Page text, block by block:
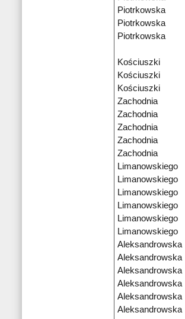
Piotrkowska
Piotrkowska
Piotrkowska
Kościuszki
Kościuszki
Kościuszki
Zachodnia
Zachodnia
Zachodnia
Zachodnia
Zachodnia
Limanowskiego
Limanowskiego
Limanowskiego
Limanowskiego
Limanowskiego
Limanowskiego
Aleksandrowska
Aleksandrowska
Aleksandrowska
Aleksandrowska
Aleksandrowska
Aleksandrowska